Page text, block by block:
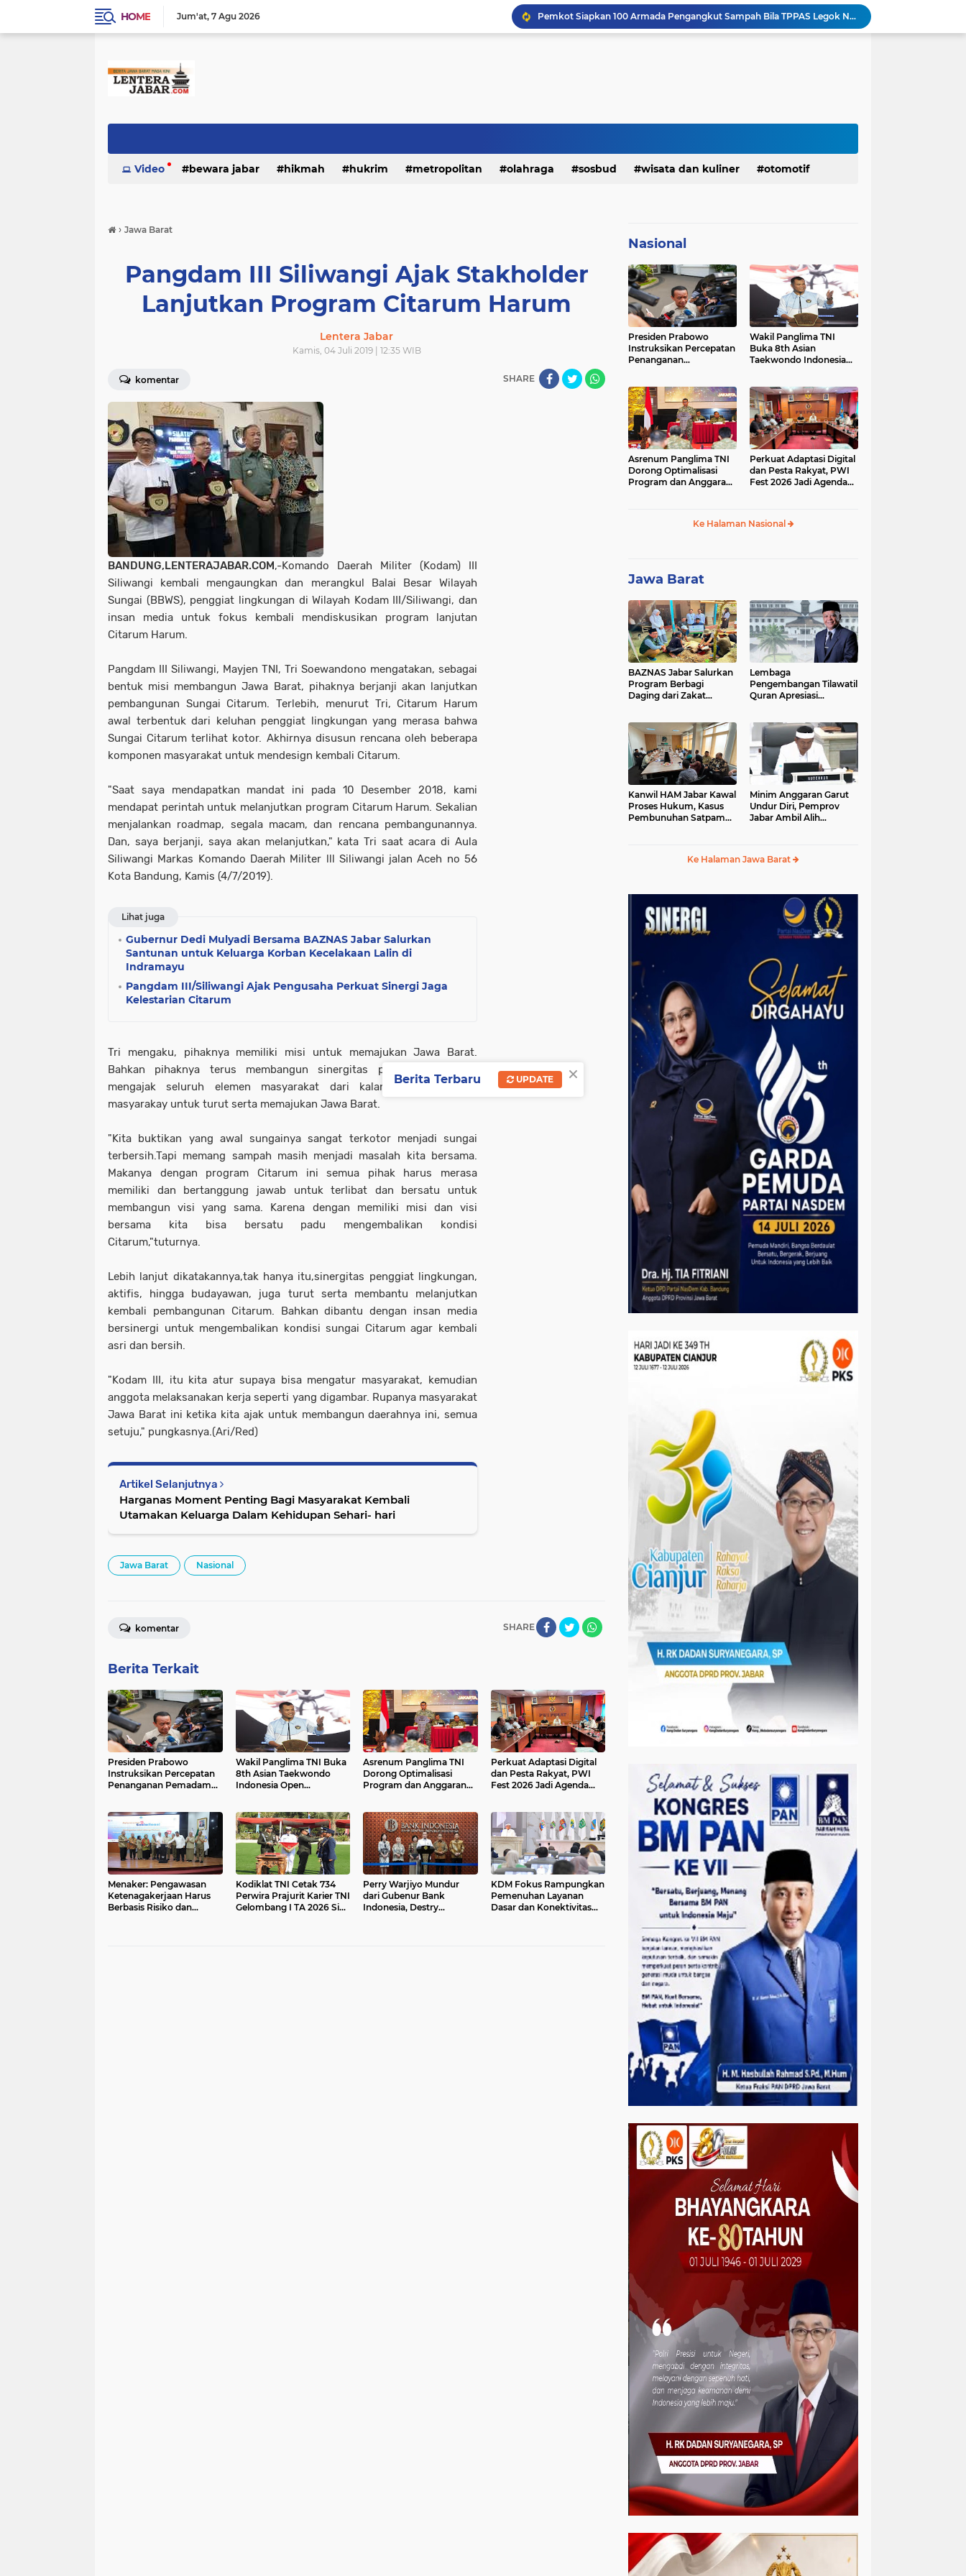
HOME Jum'at 7 Agu 2026
Serda Muhammad Raihan Fadhila Raih Emas pada 8th Asian Taekwondo Indonesia Open Championship 2026
Presiden Prabowo Instruksikan Percepatan Penanganan Pemadaman Listrik & Jaga Stabilitas Harga BBM
DPRD dan Gubernur Jawa Barat Menyepakati Rancangan KUA-PPAS APBD Tahun Anggaran 2027
Video bewara jabar hikmah hukrim metropolitan olahraga sosbud wisata dan kuliner otomotif
› Jawa Barat
Pangdam III Siliwangi Ajak Stakholder
Lanjutkan Program Citarum Harum
Lentera Jabar
Kamis, 04 Juli 2019 | 12:35 WIB
komentar SHARE
BANDUNG,LENTERAJABAR.COM,-Komando Daerah Militer (Kodam) III
Siliwangi kembali mengaungkan dan merangkul Balai Besar Wilayah
Sungai (BBWS), penggiat lingkungan di Wilayah Kodam III/Siliwangi, dan
insan media untuk fokus kembali mendiskusikan program lanjutan
Citarum Harum.
Pangdam III Siliwangi, Mayjen TNI, Tri Soewandono mengatakan, sebagai
bentuk misi membangun Jawa Barat, pihaknya berjanji akan lanjutkan
pembangunan Sungai Citarum. Terlebih, menurut Tri, Citarum Harum
awal terbentuk dari keluhan penggiat lingkungan yang merasa bahwa
Sungai Citarum terlihat kotor. Akhirnya disusun rencana oleh beberapa
komponen masyarakat untuk mendesign kembali Citarum.
"Saat saya mendapatkan mandat ini pada 10 Desember 2018, kami
mendapat perintah untuk melanjutkan program Citarum Harum. Sekalian
menjalankan roadmap, segala macam, dan rencana pembangunannya.
Dan, saya berjanji, saya akan melanjutkan," kata Tri saat acara di Aula
Siliwangi Markas Komando Daerah Militer lll Siliwangi jalan Aceh no 56
Kota Bandung, Kamis (4/7/2019).
Lihat juga
Gubernur Dedi Mulyadi Bersama BAZNAS Jabar Salurkan
Santunan untuk Keluarga Korban Kecelakaan Lalin di
Indramayu
Pangdam III/Siliwangi Ajak Pengusaha Perkuat Sinergi Jaga
Kelestarian Citarum
Tri mengaku, pihaknya memiliki misi untuk memajukan Jawa Barat.
Bahkan pihaknya terus membangun sinergitas pentahelik dengan
mengajak seluruh elemen masyarakat dari kalangan kiai hingga
masyarakay untuk turut serta memajukan Jawa Barat.
"Kita buktikan yang awal sungainya sangat terkotor menjadi sungai
terbersih.Tapi memang sampah masih menjadi masalah kita bersama.
Makanya dengan program Citarum ini semua pihak harus merasa
memiliki dan bertanggung jawab untuk terlibat dan bersatu untuk
membangun visi yang sama. Karena dengan memiliki misi dan visi
bersama kita bisa bersatu padu mengembalikan kondisi
Citarum,"tuturnya.
Lebih lanjut dikatakannya,tak hanya itu,sinergitas penggiat lingkungan,
aktifis, hingga budayawan, juga turut serta membantu melanjutkan
kembali pembangunan Citarum. Bahkan dibantu dengan insan media
bersinergi untuk mengembalikan kondisi sungai Citarum agar kembali
asri dan bersih.
"Kodam III, itu kita atur supaya bisa mengatur masyarakat, kemudian
anggota melaksanakan kerja seperti yang digambar. Rupanya masyarakat
Jawa Barat ini ketika kita ajak untuk membangun daerahnya ini, semua
setuju," pungkasnya.(Ari/Red)
Artikel Selanjutnya
Harganas Moment Penting Bagi Masyarakat Kembali
Utamakan Keluarga Dalam Kehidupan Sehari- hari
Jawa Barat Nasional
SHARE
komentar
Berita Terkait
Presiden Prabowo
Instruksikan Percepatan
Penanganan Pemadaman
Wakil Panglima TNI Buka
8th Asian Taekwondo
Indonesia Open
Asrenum Panglima TNI
Dorong Optimalisasi
Program dan Anggaran
Perkuat Adaptasi Digital
dan Pesta Rakyat, PWI
Fest 2026 Jadi Agenda
Menaker: Pengawasan
Ketenagakerjaan Harus
Berbasis Risiko dan
Kodiklat TNI Cetak 734
Perwira Prajurit Karier TNI
Gelombang I TA 2026 Siap
Perry Warjiyo Mundur
dari Gubenur Bank
Indonesia, Destry
KDM Fokus Rampungkan
Pemenuhan Layanan
Dasar dan Konektivitas
Nasional
Presiden Prabowo
Instruksikan Percepatan
Penanganan
BBM
Wakil Panglima TNI
Buka 8th Asian
Taekwondo Indonesia
Asrenum Panglima TNI
Dorong Optimalisasi
Program dan Anggaran
Perkuat Adaptasi Digital
dan Pesta Rakyat, PWI
Fest 2026 Jadi Agenda
Ke Halaman Nasional
Jawa Barat
BAZNAS Jabar Salurkan
Program Berbagi
Daging dari Zakat
Purwakarta
Lembaga
Pengembangan Tilawatil
Quran Apresiasi
Langsung MTQ Jabar
Kanwil HAM Jabar Kawal
Proses Hukum, Kasus
Pembunuhan Satpam
Minim Anggaran Garut
Undur Diri, Pemprov
Jabar Ambil Alih
Ke Halaman Jawa Barat
×
Berita Terbaru UPDATE